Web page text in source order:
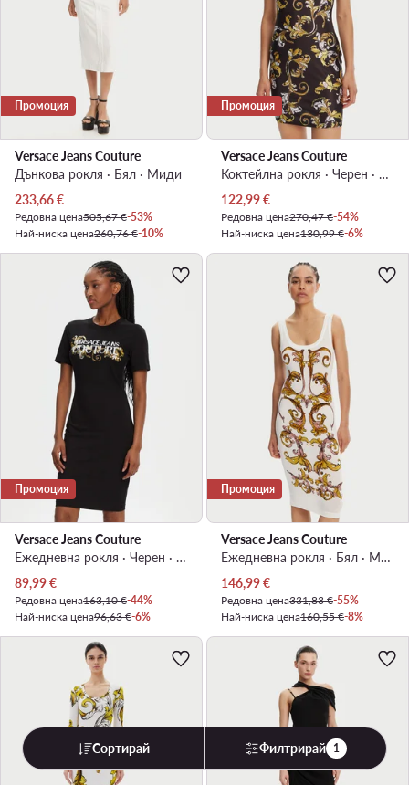
Промоция
Versace Jeans Couture
Дънкова рокля · Бял · Миди
Актуална цена
233,66€
Редовна цена505,67 €-53%
Най-ниска цена260,76 €-10%
Промоция
Versace Jeans Couture
Коктейлна рокля · Черен · Мини
Актуална цена
122,99€
Редовна цена270,47 €-54%
Най-ниска цена130,99 €-6%
Промоция
Versace Jeans Couture
Ежедневна рокля · Черен · Мини
Актуална цена
89,99€
Редовна цена163,10 €-44%
Най-ниска цена96,63 €-6%
Промоция
Versace Jeans Couture
Ежедневна рокля · Бял · Миди
Актуална цена
146,99€
Редовна цена331,83 €-55%
Най-ниска цена160,55 €-8%
Сортирай Филтрирай 1